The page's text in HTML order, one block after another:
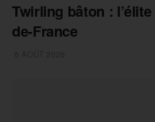
Twirling bâton :
de-France